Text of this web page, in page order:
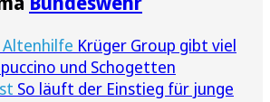
Altenhilfe Krüger Group gibt viel
und Schogetten
So läuft der Einstieg für junge